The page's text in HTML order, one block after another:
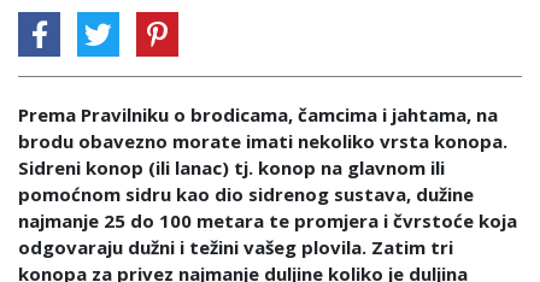
Prema Pravilniku o brodicama, čamcima i jahtama, na
brodu obavezno morate imati nekoliko vrsta konopa.
Sidreni konop (ili lanac) tj. konop na glavnom ili
pomoćnom sidru kao dio sidrenog sustava, dužine
najmanje 25 do 100 metara te promjera i čvrstoće koja
odgovaraju dužni i težini vašeg plovila. Zatim tri
konopa za privez najmanje duljine koliko je duljina